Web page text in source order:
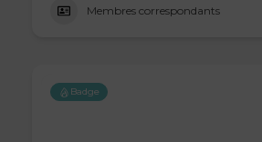
Membres correspondants
Badge